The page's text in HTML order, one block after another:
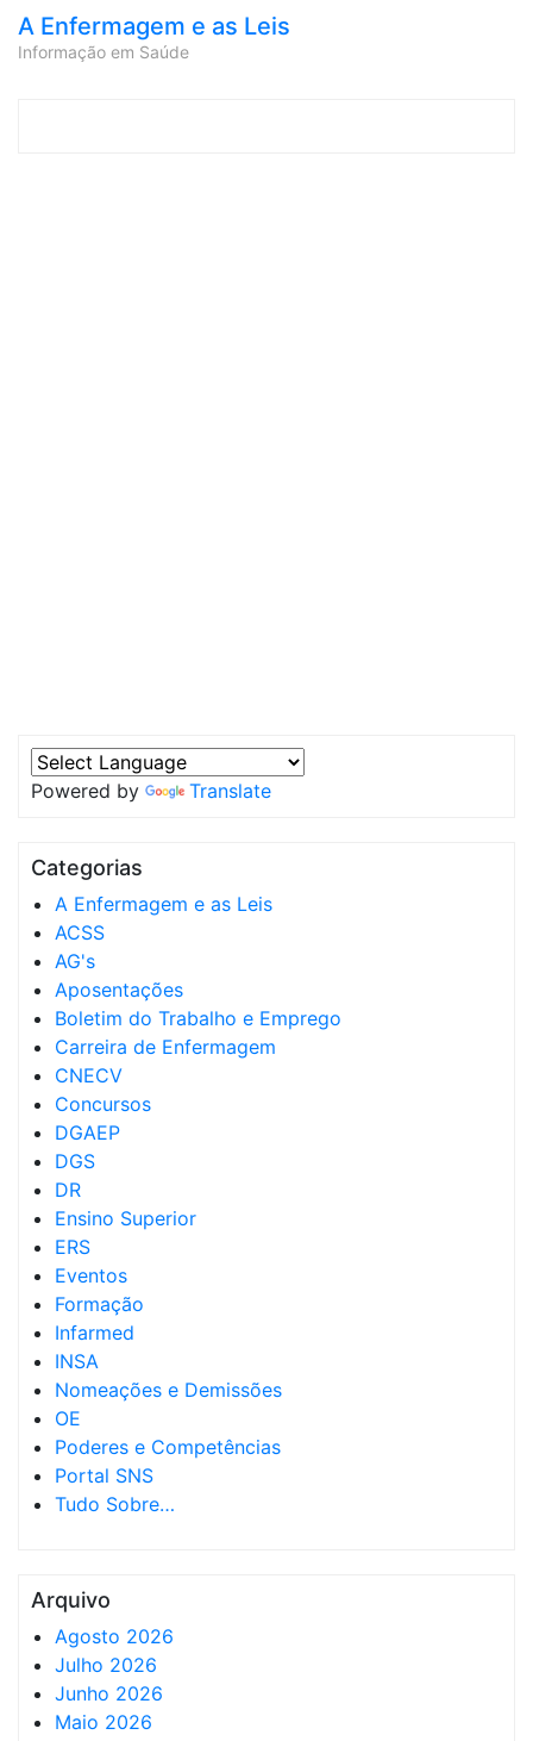
A Enfermagem e as Leis
Informação em Saúde
Powered by Translate
Categorias
A Enfermagem e as Leis
ACSS
AG's
Aposentações
Boletim do Trabalho e Emprego
Carreira de Enfermagem
CNECV
Concursos
DGAEP
DGS
DR
Ensino Superior
ERS
Eventos
Formação
Infarmed
INSA
Nomeações e Demissões
OE
Poderes e Competências
Portal SNS
Tudo Sobre…
Arquivo
Agosto 2026
Julho 2026
Junho 2026
Maio 2026